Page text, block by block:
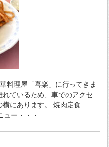
料理屋「喜楽」に行ってきま
れているため、車でのアクセ
横にあります。 焼肉定食
ー・・・